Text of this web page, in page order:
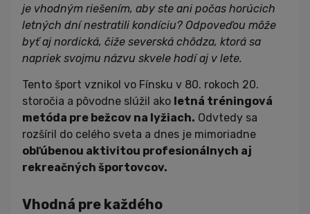
je vhodným riešením, aby ste ani počas horúcich
letných dní nestratili kondíciu? Odpoveďou môže
byť aj nordická, čiže severská chôdza, ktorá sa
napriek svojmu názvu skvele hodí aj v lete.
Tento šport vznikol vo Fínsku v 80. rokoch 20.
storočia a pôvodne slúžil ako letná tréningová
metóda pre bežcov na lyžiach. Odvtedy sa
rozšíril do celého sveta a dnes je mimoriadne
obľúbenou aktivitou profesionálnych aj
rekreačných športovcov.
Vhodná pre každého